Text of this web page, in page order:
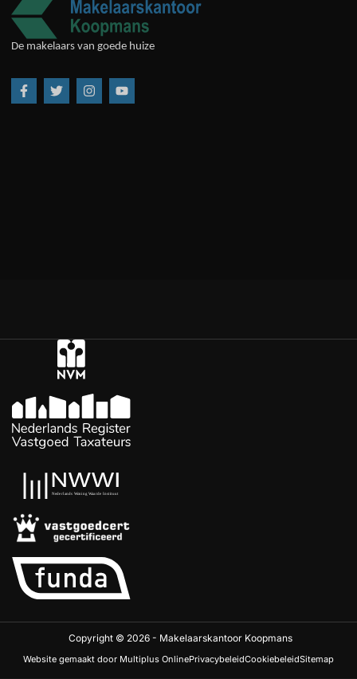
De makelaars van goede huize
Copyright © 2026 - Makelaarskantoor Koopmans
Website gemaakt door Multiplus OnlinePrivacybeleidCookiebeleidSitemap